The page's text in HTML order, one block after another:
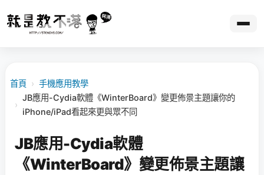
首頁 › 手機應用教學
›
JB應用-Cydia軟體《WinterBoard》變更佈景主題讓你的
iPhone/iPad看起來更與眾不同
JB應用-Cydia軟體
《WinterBoard》變更佈景主題讓